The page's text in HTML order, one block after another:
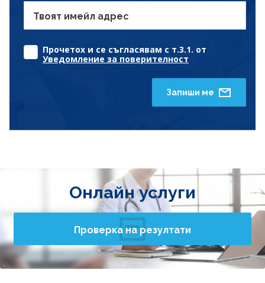
Твоят имейл адрес
Прочетох и се съгласявам с т.3.1. от
Уведомление за поверителност
Запиши ме
Онлайн услуги
Проверка на резултати